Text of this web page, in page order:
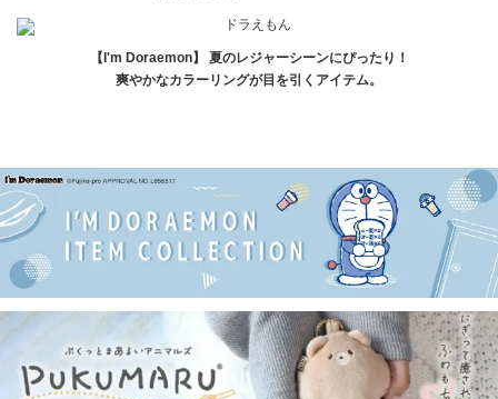
【I'm Doraemon】 夏のレジャーシーンにぴったり！
爽やかなカラーリングが目を引くアイテム。